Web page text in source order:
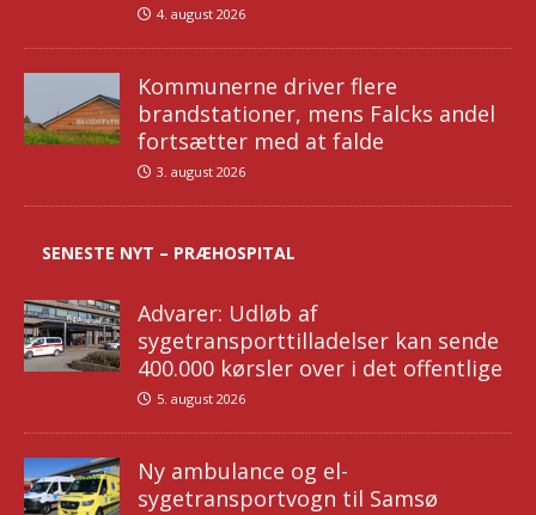
4. august 2026
Kommunerne driver flere
brandstationer, mens Falcks andel
fortsætter med at falde
3. august 2026
SENESTE NYT – PRÆHOSPITAL
Advarer: Udløb af
sygetransporttilladelser kan sende
400.000 kørsler over i det offentlige
5. august 2026
Ny ambulance og el-
sygetransportvogn til Samsø